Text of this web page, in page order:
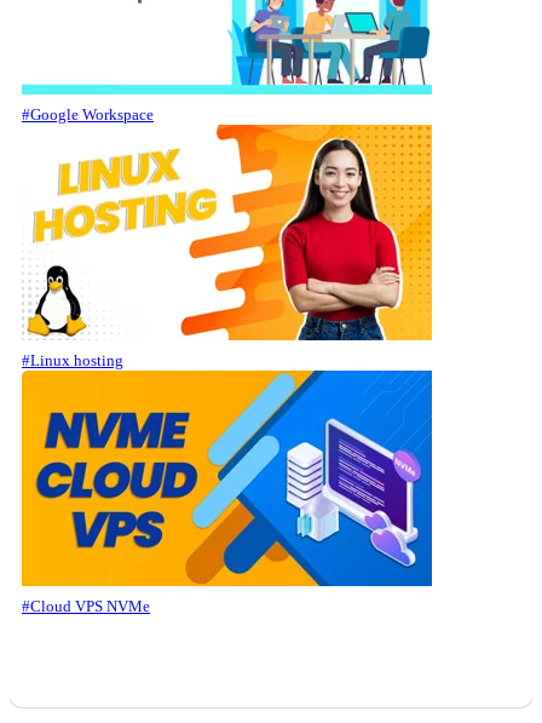
#Google Workspace
#Linux hosting
#Cloud VPS NVMe